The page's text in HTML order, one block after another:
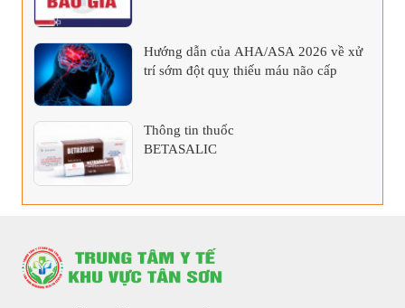
Hướng dẫn của AHA/ASA 2026 về xử
trí sớm đột quỵ thiếu máu não cấp
Thông tin thuốc
BETASALIC